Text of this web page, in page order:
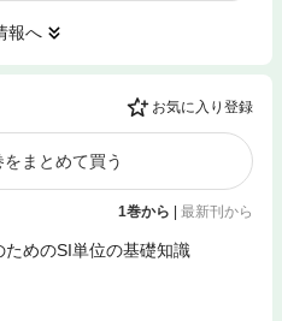
報へ
お気に入り登録
まとめて買う
1巻から 最新刊から
ためのSI単位の基礎知識